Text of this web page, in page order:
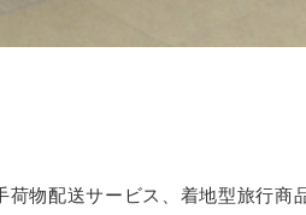
物配送サービス、着地型旅行商